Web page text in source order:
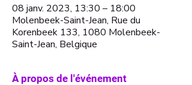
08 janv. 2023, 13:30 – 18:00
Molenbeek-Saint-Jean, Rue du
Korenbeek 133, 1080 Molenbeek-
Saint-Jean, Belgique
À propos de l'événement